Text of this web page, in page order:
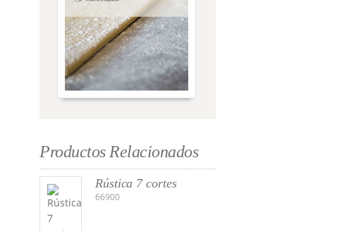
Productos Relacionados
Rústica 7 cortes
66900